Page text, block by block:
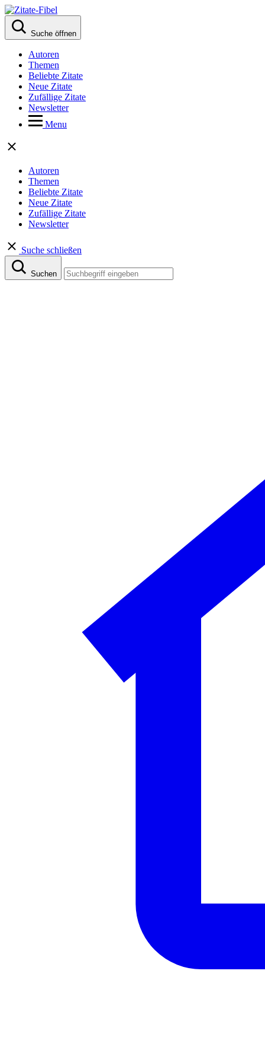
Suche öffnen
Autoren
Themen
Beliebte Zitate
Neue Zitate
Zufällige Zitate
Newsletter
Menu
Autoren
Themen
Beliebte Zitate
Neue Zitate
Zufällige Zitate
Newsletter
Suche schließen
Suchen